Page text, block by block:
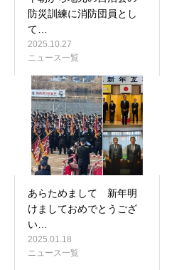
防災訓練に消防団員とし
て…
2025.10.27
ニュース一覧
あらためまして 新年明
けましておめでとうござ
い…
2025.01.18
ニュース一覧